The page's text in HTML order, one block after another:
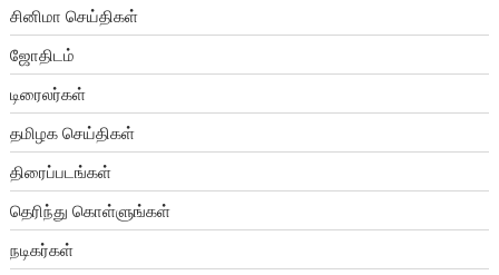
சினிமா செய்திகள்
ஜோதிடம்
டிரைலர்கள்
தமிழக செய்திகள்
திரைப்படங்கள்
தெரிந்து கொள்ளுங்கள்
நடிகர்கள்